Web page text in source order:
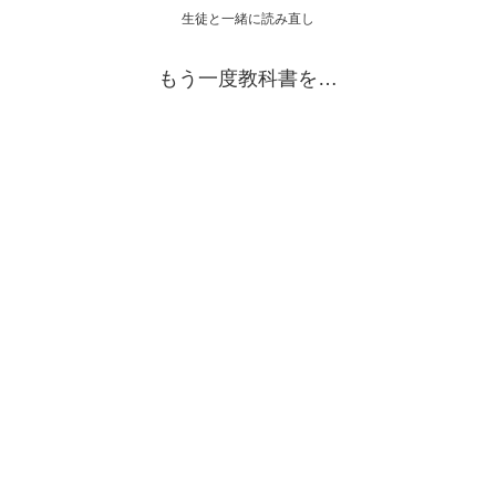
生徒と一緒に読み直し
もう一度教科書を…